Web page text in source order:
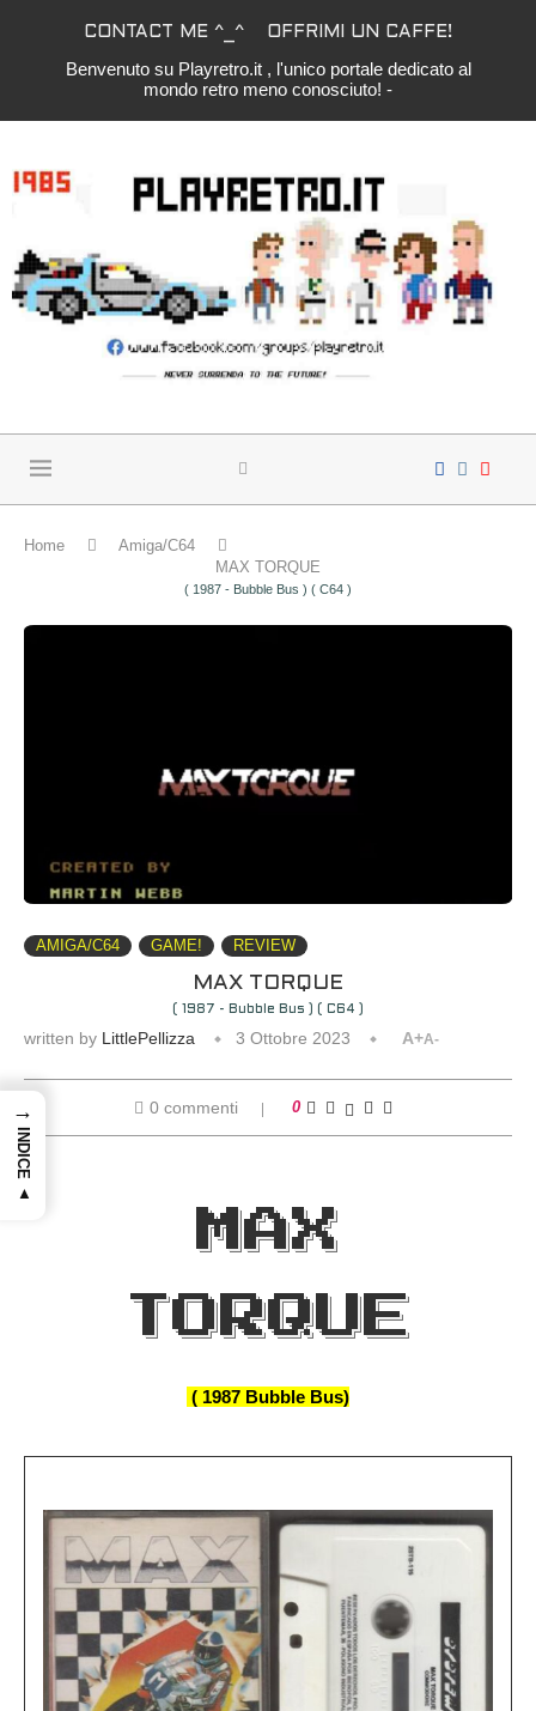
CONTACT ME ^_^ OFFRIMI UN CAFFE!
Benvenuto su Playretro.it , l'unico portale dedicato al
mondo retro meno conosciuto! -
Home
Amiga/C64
MAX TORQUE
( 1987 - Bubble Bus ) ( C64 )
AMIGA/C64 GAME! REVIEW
MAX TORQUE
( 1987 - Bubble Bus ) ( C64 )
written by LittlePellizza 3 Ottobre 2023 A+A-
0 commenti 0
MAX
TORQUE
( 1987 Bubble Bus)
→
INDICE ▲